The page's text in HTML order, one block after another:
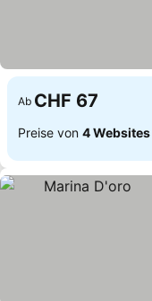
Ab CHF 67
Preise von 4 Websites